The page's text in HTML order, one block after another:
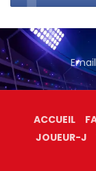
ACCUEIL
JOUEUR-J